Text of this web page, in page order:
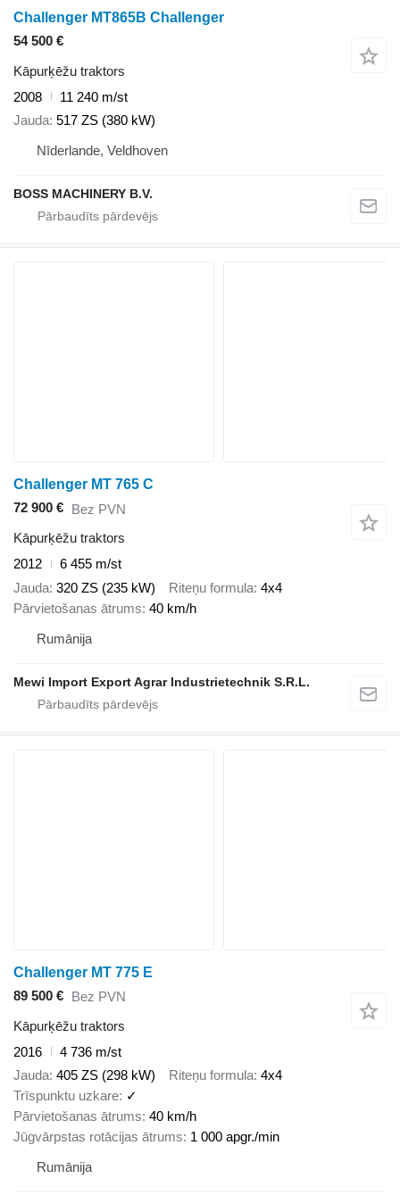
Challenger MT865B Challenger
54 500 €
Kāpurķēžu traktors
2008
11 240 m/st
Jauda 517 ZS (380 kW)
Nīderlande, Veldhoven
BOSS MACHINERY B.V.
Challenger MT 765 C
72 900 € Bez PVN
Kāpurķēžu traktors
2012
6 455 m/st
Jauda 320 ZS (235 kW) Riteņu formula 4x4
Pārvietošanas ātrums 40 km/h
Rumānija
Mewi Import Export Agrar Industrietechnik S.R.L.
Challenger MT 775 E
89 500 €
Bez PVN
Kāpurķēžu traktors
2016
4 736 m/st
Jauda 405 ZS (298 kW) Riteņu formula 4x4
Trīspunktu uzkare ✓
Pārvietošanas ātrums 40 km/h
Jūgvārpstas rotācijas ātrums 1 000 apgr./min
Rumānija